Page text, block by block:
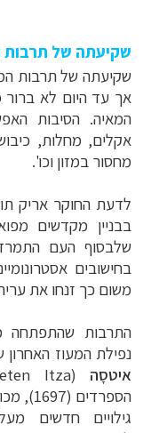
שקיעתה של תרבות
שקיעתה של תרבות
אך עד היום לא ברור
המאיה. הסיבות
אקלים, מחלות,
מחסור במזון וכו'.
לדעת החוקר אריק
בבניין מקדשים
שלבסוף העם
בחישובים
משום כך זנחו את
התרבות שהתפתחה
נפילת המעוז
איטסָה
(Peten Itza)
הספרדים (1697), מכונה
גילויים חדשים